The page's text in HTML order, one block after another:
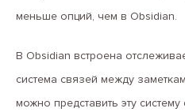
меньше опций, чем в Obsidian.
В Obsidian встроена
система связей между
можно представить эту